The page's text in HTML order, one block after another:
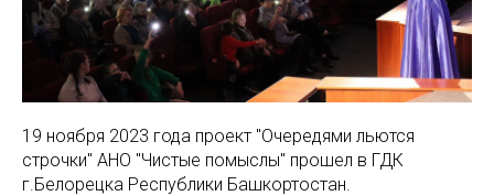
19 ноября 2023 года проект "Очередями льются
строчки" АНО "Чистые помыслы" прошел в ГДК
г.Белорецка Республики Башкортостан.